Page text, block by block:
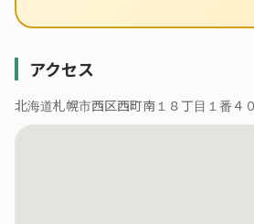
アクセス
北海道札幌市西区西町南１８丁目１番４